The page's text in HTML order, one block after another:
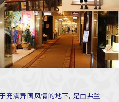
充满异国风情的地下，是由弗兰